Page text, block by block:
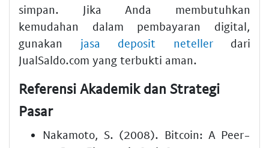
simpan. Jika Anda membutuhkan
kemudahan dalam pembayaran digital,
gunakan jasa deposit netellerdari
JualSaldo.com yang terbukti aman.
Referensi Akademik dan Strategi
Pasar
Nakamoto, S. (2008). Bitcoin: A Peer-